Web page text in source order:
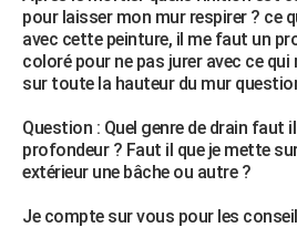
Destinations
City break
Voyage nature
Voyage de noces
Forum
Climat
+PHOTO
GUIDES D'ACHAT
BONS PLANS
CARTE DE VOEUX
Carte de Noël
Carte Bonne année
Carte Saint-Valentin
Carte Pâques
Carte d'anniversaire
DICTIONNAIRE
pour laisser mon mur respirer ? ce
avec cette peinture, il me faut un
coloré pour ne pas jurer avec ce qui
sur toute la hauteur du mur
Question : Quel genre de drain faut
profondeur ? Faut il que je mette
extérieur une bâche ou autre ?
Je compte sur vous pour les